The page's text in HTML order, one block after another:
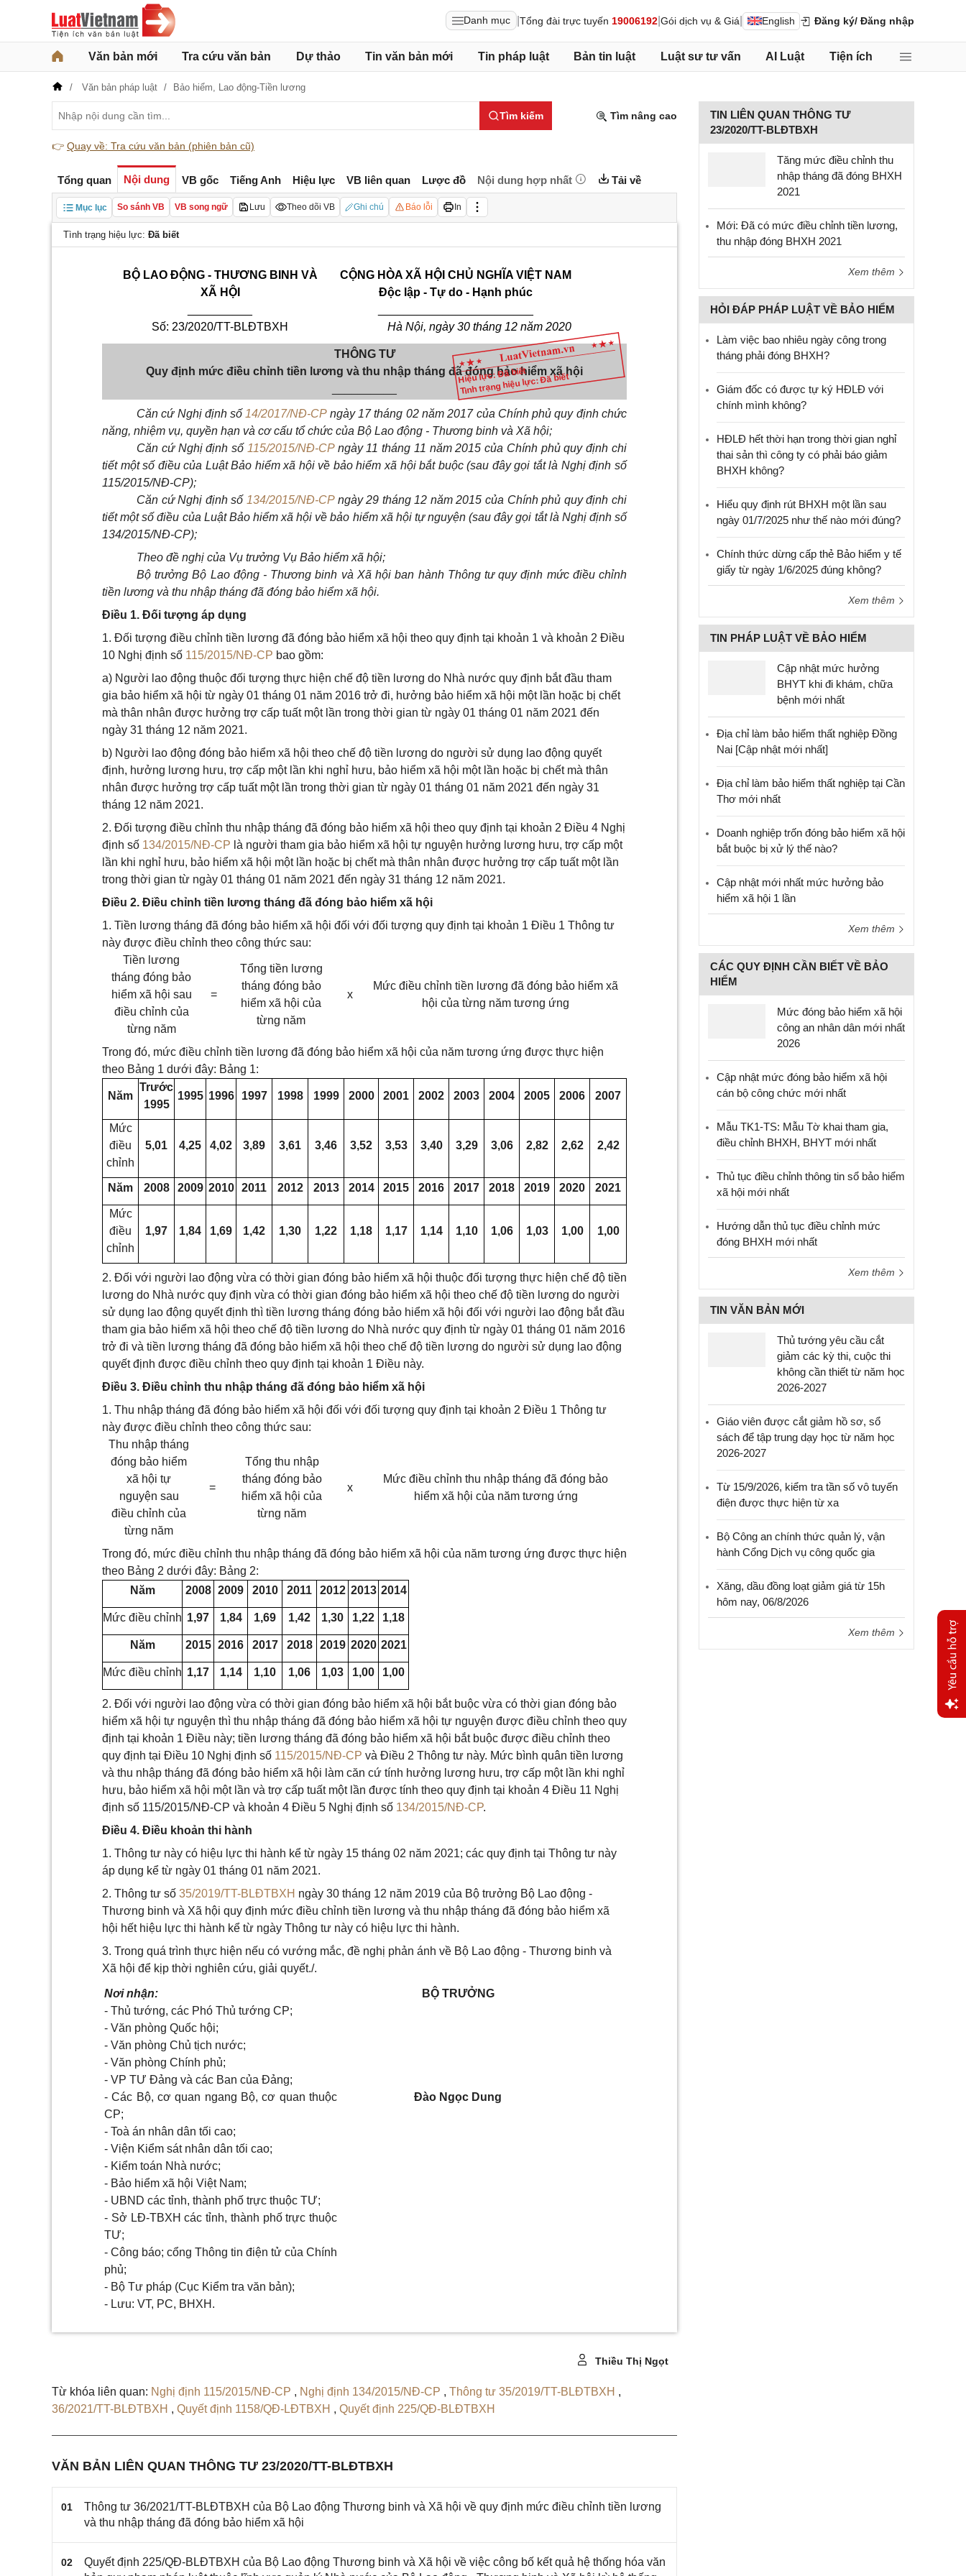
Danh mục Tổng đài trực tuyến 19006192 Gói dịch vụ & Giá English Đăng ký/ Đăng nhập
Văn bản mới Tra cứu văn bản Dự thảo Tin văn bản mới Tin pháp luật Bản tin luật Luật sư tư vấn AI Luật Tiện ích
Văn bản pháp luật Bảo hiểm, Lao động-Tiền lương
Tìm kiếm Tìm nâng cao
👉 Quay về: Tra cứu văn bản (phiên bản cũ)
Tổng quan Nội dung VB gốc Tiếng Anh Hiệu lực VB liên quan Lược đồ Nội dung hợp nhất Tải về
Mục lục So sánh VB VB song ngữ Lưu Theo dõi VB Ghi chú Báo lỗi In
Tình trạng hiệu lực: Đã biết
Hiệu lực: Đã biết
Tình trạng hiệu lực: Đã biết
BỘ LAO ĐỘNG - THƯƠNG BINH VÀ
XÃ HỘI
Số: 23/2020/TT-BLĐTBXH
CỘNG HÒA XÃ HỘI CHỦ NGHĨA VIỆT NAM
Độc lập - Tự do - Hạnh phúc
Hà Nội, ngày30 tháng 12 năm 2020
THÔNG TƯ
Quy định mức điều chỉnh tiền lương và thu nhập tháng đã đóng bảo hiểm xã hội
Căn cứ Nghị định số 14/2017/NĐ-CPngày 17 tháng 02 năm 2017 của Chính phủ quy định chức
năng, nhiệm vụ, quyền hạn và cơ cấu tổ chức của Bộ Lao động - Thương binh và Xã hội;
Căn cứ Nghị định số 115/2015/NĐ-CPngày 11 tháng 11 năm 2015 của Chính phủ quy định chi
tiết một số điều của Luật Bảo hiểm xã hội về bảo hiểm xã hội bắt buộc (sau đây gọi tắt là Nghị định số
115/2015/NĐ-CP);
Căn cứ Nghị định số 134/2015/NĐ-CPngày 29 tháng 12 năm 2015 của Chính phủ quy định chi
tiết một số điều của Luật Bảo hiểm xã hội về bảo hiểm xã hội tự nguyện (sau đây gọi tắt là Nghị định số
134/2015/NĐ-CP);
Theo đề nghị của Vụ trưởng Vụ Bảo hiểm xã hội;
Bộ trưởng Bộ Lao động - Thương binh và Xã hội ban hành Thông tư quy định mức điều chỉnh
tiền lương và thu nhập tháng đã đóng bảo hiểm xã hội.
Điều 1. Đối tượng áp dụng
1. Đối tượng điều chỉnh tiền lương đã đóng bảo hiểm xã hội theo quy định tại khoản 1 và khoản 2 Điều
10 Nghị định số 115/2015/NĐ-CP bao gồm:
a) Người lao động thuộc đối tượng thực hiện chế độ tiền lương do Nhà nước quy định bắt đầu tham
gia bảo hiểm xã hội từ ngày 01 tháng 01 năm 2016 trở đi, hưởng bảo hiểm xã hội một lần hoặc bị chết
mà thân nhân được hưởng trợ cấp tuất một lần trong thời gian từ ngày 01 tháng 01 năm 2021 đến
ngày 31 tháng 12 năm 2021.
b) Người lao động đóng bảo hiểm xã hội theo chế độ tiền lương do người sử dụng lao động quyết
định, hưởng lương hưu, trợ cấp một lần khi nghỉ hưu, bảo hiểm xã hội một lần hoặc bị chết mà thân
nhân được hưởng trợ cấp tuất một lần trong thời gian từ ngày 01 tháng 01 năm 2021 đến ngày 31
tháng 12 năm 2021.
2. Đối tượng điều chỉnh thu nhập tháng đã đóng bảo hiểm xã hội theo quy định tại khoản 2 Điều 4 Nghị
định số 134/2015/NĐ-CP là người tham gia bảo hiểm xã hội tự nguyện hưởng lương hưu, trợ cấp một
lần khi nghỉ hưu, bảo hiểm xã hội một lần hoặc bị chết mà thân nhân được hưởng trợ cấp tuất một lần
trong thời gian từ ngày 01 tháng 01 năm 2021 đến ngày 31 tháng 12 năm 2021.
Điều 2. Điều chỉnh tiền lương tháng đã đóng bảo hiểm xã hội
1. Tiền lương tháng đã đóng bảo hiểm xã hội đối với đối tượng quy định tại khoản 1 Điều 1 Thông tư
này được điều chỉnh theo công thức sau:
Tiền lương
tháng đóng bảo
hiểm xã hội sau
điều chỉnh của
từng năm
=
Tổng tiền lương
tháng đóng bảo
hiểm xã hội của
từng năm
x
Mức điều chỉnh tiền lương đã đóng bảo hiểm xã
hội của từng năm tương ứng
Trong đó, mức điều chỉnh tiền lương đã đóng bảo hiểm xã hội của năm tương ứng được thực hiện
theo Bảng 1 dưới đây: Bảng 1:
Năm
Trước
1995
1995 1996 1997 1998 1999 2000 2001 2002 2003 2004 2005 2006 2007
Mức
điều
chỉnh
5,01 4,25 4,02 3,89 3,61 3,46 3,52 3,53 3,40 3,29 3,06 2,82 2,62 2,42
Năm 2008 2009 2010 2011 2012 2013 2014 2015 2016 2017 2018 2019 2020 2021
Mức
điều
chỉnh
1,97 1,84 1,69 1,42 1,30 1,22 1,18 1,17 1,14 1,10 1,06 1,03 1,00 1,00
2. Đối với người lao động vừa có thời gian đóng bảo hiểm xã hội thuộc đối tượng thực hiện chế độ tiền
lương do Nhà nước quy định vừa có thời gian đóng bảo hiểm xã hội theo chế độ tiền lương do người
sử dụng lao động quyết định thì tiền lương tháng đóng bảo hiểm xã hội đối với người lao động bắt đầu
tham gia bảo hiểm xã hội theo chế độ tiền lương do Nhà nước quy định từ ngày 01 tháng 01 năm 2016
trở đi và tiền lương tháng đã đóng bảo hiểm xã hội theo chế độ tiền lương do người sử dụng lao động
quyết định được điều chỉnh theo quy định tại khoản 1 Điều này.
Điều 3. Điều chỉnh thu nhập tháng đã đóng bảo hiểm xã hội
1. Thu nhập tháng đã đóng bảo hiểm xã hội đối với đối tượng quy định tại khoản 2 Điều 1 Thông tư
này được điều chỉnh theo công thức sau:
Thu nhập tháng
đóng bảo hiểm
xã hội tự
nguyện sau
điều chỉnh của
từng năm
=
Tổng thu nhập
tháng đóng bảo
hiểm xã hội của
từng năm
x
Mức điều chỉnh thu nhập tháng đã đóng bảo
hiểm xã hội của năm tương ứng
Trong đó, mức điều chỉnh thu nhập tháng đã đóng bảo hiểm xã hội của năm tương ứng được thực hiện
theo Bảng 2 dưới đây: Bảng 2:
Năm
2008 2009 2010 2011 2012 2013 2014
Mức điều chỉnh 1,97 1,84 1,69 1,42 1,30 1,22 1,18
Năm 2015 2016 2017 2018 2019 2020 2021
Mức điều chỉnh 1,17 1,14 1,10 1,06 1,03 1,00 1,00
2. Đối với người lao động vừa có thời gian đóng bảo hiểm xã hội bắt buộc vừa có thời gian đóng bảo
hiểm xã hội tự nguyện thì thu nhập tháng đã đóng bảo hiểm xã hội tự nguyện được điều chỉnh theo quy
định tại khoản 1 Điều này; tiền lương tháng đã đóng bảo hiểm xã hội bắt buộc được điều chỉnh theo
quy định tại Điều 10 Nghị định số 115/2015/NĐ-CP và Điều 2 Thông tư này. Mức bình quân tiền lương
và thu nhập tháng đã đóng bảo hiểm xã hội làm căn cứ tính hưởng lương hưu, trợ cấp một lần khi nghỉ
hưu, bảo hiểm xã hội một lần và trợ cấp tuất một lần được tính theo quy định tại khoản 4 Điều 11 Nghị
định số 115/2015/NĐ-CP và khoản 4 Điều 5 Nghị định số 134/2015/NĐ-CP.
Điều 4. Điều khoản thi hành
1. Thông tư này có hiệu lực thi hành kể từ ngày 15 tháng 02 năm 2021; các quy định tại Thông tư này
áp dụng kể từ ngày 01 tháng 01 năm 2021.
2. Thông tư số 35/2019/TT-BLĐTBXH ngày 30 tháng 12 năm 2019 của Bộ trưởng Bộ Lao động -
Thương binh và Xã hội quy định mức điều chỉnh tiền lương và thu nhập tháng đã đóng bảo hiểm xã
hội hết hiệu lực thi hành kể từ ngày Thông tư này có hiệu lực thi hành.
3. Trong quá trình thực hiện nếu có vướng mắc, đề nghị phản ánh về Bộ Lao động - Thương binh và
Xã hội để kịp thời nghiên cứu, giải quyết./.
Nơi nhận:
- Thủ tướng, các Phó Thủ tướng CP;
- Văn phòng Quốc hội;
- Văn phòng Chủ tịch nước;
- Văn phòng Chính phủ;
- VP TƯ Đảng và các Ban của Đảng;
- Các Bộ, cơ quan ngang Bộ, cơ quan thuộc
CP;
- Toà án nhân dân tối cao;
- Viện Kiểm sát nhân dân tối cao;
- Kiểm toán Nhà nước;
- Bảo hiểm xã hội Việt Nam;
- UBND các tỉnh, thành phố trực thuộc TƯ;
- Sở LĐ-TBXH các tỉnh, thành phố trực thuộc
TƯ;
- Công báo; cổng Thông tin điện tử của Chính
phủ;
- Bộ Tư pháp (Cục Kiểm tra văn bản);
- Lưu: VT, PC, BHXH.
BỘ TRƯỞNG
Đào Ngọc Dung
Thiều Thị Ngọt
Từ khóa liên quan: Nghị định 115/2015/NĐ-CP , Nghị định 134/2015/NĐ-CP , Thông tư 35/2019/TT-BLĐTBXH ,
36/2021/TT-BLĐTBXH , Quyết định 1158/QĐ-LĐTBXH , Quyết định 225/QĐ-BLĐTBXH
VĂN BẢN LIÊN QUAN THÔNG TƯ 23/2020/TT-BLĐTBXH
01
Thông tư 36/2021/TT-BLĐTBXH của Bộ Lao động Thương binh và Xã hội về quy định mức điều chỉnh tiền lương
và thu nhập tháng đã đóng bảo hiểm xã hội
02
Quyết định 225/QĐ-BLĐTBXH của Bộ Lao động Thương binh và Xã hội về việc công bố kết quả hệ thống hóa văn
TIN LIÊN QUAN THÔNG TƯ
23/2020/TT-BLĐTBXH
Tăng mức điều chỉnh thu
nhập tháng đã đóng BHXH
2021
Mới: Đã có mức điều chỉnh tiền lương,
thu nhập đóng BHXH 2021
Xem thêm
HỎI ĐÁP PHÁP LUẬT VỀ BẢO HIỂM
Làm việc bao nhiêu ngày công trong
tháng phải đóng BHXH?
Giám đốc có được tự ký HĐLĐ với
chính mình không?
HĐLĐ hết thời hạn trong thời gian nghỉ
thai sản thì công ty có phải báo giảm
BHXH không?
Hiểu quy định rút BHXH một lần sau
ngày 01/7/2025 như thế nào mới đúng?
Chính thức dừng cấp thẻ Bảo hiểm y tế
giấy từ ngày 1/6/2025 đúng không?
Xem thêm
TIN PHÁP LUẬT VỀ BẢO HIỂM
Cập nhật mức hưởng
BHYT khi đi khám, chữa
bệnh mới nhất
Địa chỉ làm bảo hiểm thất nghiệp Đồng
Nai [Cập nhật mới nhất]
Địa chỉ làm bảo hiểm thất nghiệp tại Cần
Thơ mới nhất
Doanh nghiệp trốn đóng bảo hiểm xã hội
bắt buộc bị xử lý thế nào?
Cập nhật mới nhất mức hưởng bảo
hiểm xã hội 1 lần
Xem thêm
CÁC QUY ĐỊNH CẦN BIẾT VỀ BẢO
HIỂM
Mức đóng bảo hiểm xã hội
công an nhân dân mới nhất
2026
Cập nhật mức đóng bảo hiểm xã hội
cán bộ công chức mới nhất
Mẫu TK1-TS: Mẫu Tờ khai tham gia,
điều chỉnh BHXH, BHYT mới nhất
Thủ tục điều chỉnh thông tin sổ bảo hiểm
xã hội mới nhất
Hướng dẫn thủ tục điều chỉnh mức
đóng BHXH mới nhất
Xem thêm
TIN VĂN BẢN MỚI
Thủ tướng yêu cầu cắt
giảm các kỳ thi, cuộc thi
không cần thiết từ năm học
2026-2027
Giáo viên được cắt giảm hồ sơ, sổ
sách để tập trung dạy học từ năm học
2026-2027
Từ 15/9/2026, kiểm tra tần số vô tuyến
điện được thực hiện từ xa
Bộ Công an chính thức quản lý, vận
hành Cổng Dịch vụ công quốc gia
Xăng, dầu đồng loạt giảm giá từ 15h
hôm nay, 06/8/2026
Xem thêm